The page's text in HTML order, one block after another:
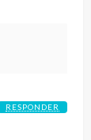
RESPONDER